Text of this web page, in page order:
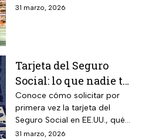
gestión del flujo de pasajeros
31 marzo, 2026
Tarjeta del Seguro
Social: lo que nadie te
cuenta sobre cómo
obtenerla o
reemplazarla
Conoce cómo solicitar por
primera vez la tarjeta del
Seguro Social en EE.UU., qué
hacer para reemplazarla y
31 marzo, 2026